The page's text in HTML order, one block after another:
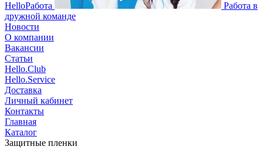
HelloРабота
Работа в
дружной команде
Новости
О компании
Вакансии
Статьи
Hello.Club
Hello.Service
Доставка
Личный кабинет
Контакты
Главная
Каталог
Защитные пленки